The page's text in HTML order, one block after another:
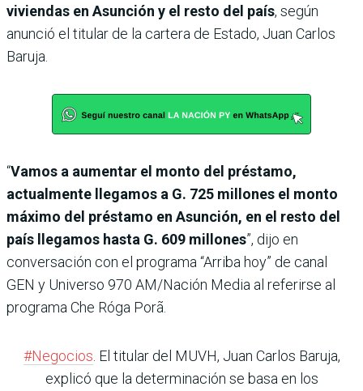
viviendas en Asunción y el resto del país, según
anunció el titular de la cartera de Estado, Juan Carlos
Baruja.
“Vamos a aumentar el monto del préstamo,
actualmente llegamos a G. 725 millones el monto
máximo del préstamo en Asunción, en el resto del
país llegamos hasta G. 609 millones”, dijo en
conversación con el programa “Arriba hoy” de canal
GEN y Universo 970 AM/Nación Media al referirse al
programa Che Róga Porã.
#Negocios . El titular del MUVH, Juan Carlos Baruja,
explicó que la determinación se basa en los